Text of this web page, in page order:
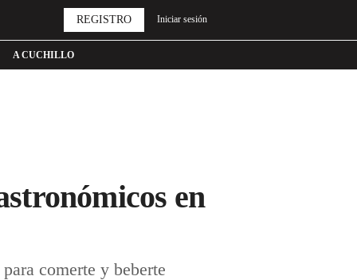
A CUCHILLO
REGISTRO Iniciar sesión
en
comerte y beberte